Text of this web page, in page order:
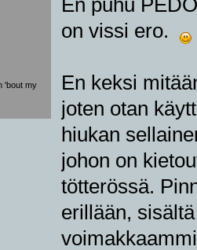
'bout my
En puhu
on vissi ero.
En keksi
joten otan
hiukan
johon on
tötterössä.
erillään,